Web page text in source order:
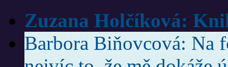
Zuzana Holčíková:
Barbora Biňovcová: Na